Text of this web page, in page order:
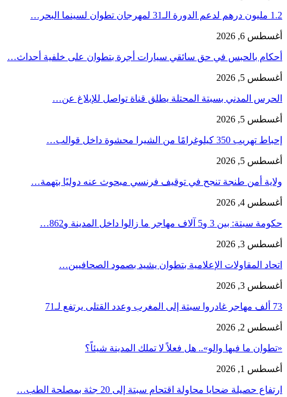
1.2 مليون درهم لدعم الدورة الـ31 لمهرجان تطوان لسينما البحر…
أغسطس 6, 2026
أحكام بالحبس في حق سائقي سيارات أجرة بتطوان على خلفية أحداث…
أغسطس 5, 2026
الحرس المدني بسبتة المحتلة يطلق قناة تواصل للإبلاغ عن…
أغسطس 5, 2026
إحباط تهريب 350 كيلوغرامًا من الشيرا محشوة داخل قوالب…
أغسطس 5, 2026
ولاية أمن طنجة تنجح في توقيف فرنسي مبحوث عنه دوليًا بتهمة…
أغسطس 4, 2026
حكومة سبتة: بين 3 و5 آلاف مهاجر ما زالوا داخل المدينة و862…
أغسطس 3, 2026
اتحاد المقاولات الإعلامية بتطوان يشيد بصمود الصحافيين…
أغسطس 3, 2026
73 ألف مهاجر غادروا سبتة إلى المغرب وعدد القتلى يرتفع لـ71
أغسطس 2, 2026
«تطوان ما فيها والو».. هل فعلاً لا تملك المدينة شيئاً؟
أغسطس 1, 2026
ارتفاع حصيلة ضحايا محاولة اقتحام سبتة إلى 20 جثة بمصلحة الطب…